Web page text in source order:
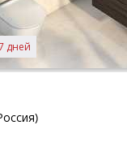
дней